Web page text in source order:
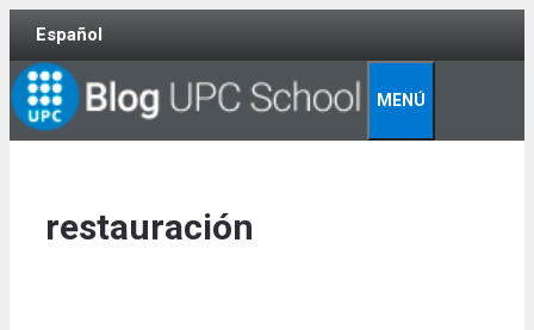
Skip
content
Español
MENÚ
restauración